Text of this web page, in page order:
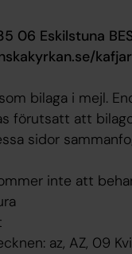
06 Eskilstuna
bilaga i mejl.
förutsatt att
sidor
inte att
az, AZ, 09